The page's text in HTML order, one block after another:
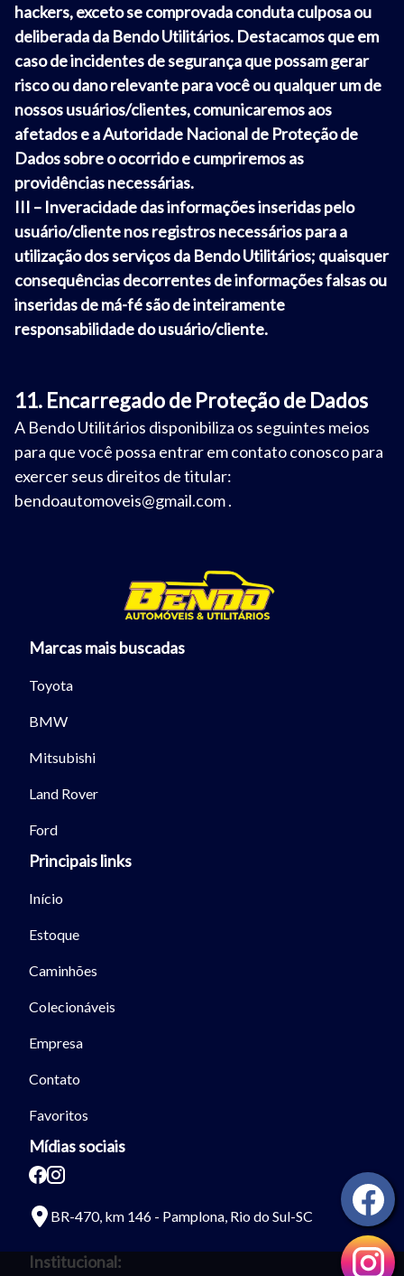
hackers, exceto se comprovada conduta culposa ou
deliberada da Bendo Utilitários. Destacamos que em
caso de incidentes de segurança que possam gerar
risco ou dano relevante para você ou qualquer um de
nossos usuários/clientes, comunicaremos aos
afetados e a Autoridade Nacional de Proteção de
Dados sobre o ocorrido e cumpriremos as
providências necessárias.
III – Inveracidade das informações inseridas pelo
usuário/cliente nos registros necessários para a
utilização dos serviços da Bendo Utilitários; quaisquer
consequências decorrentes de informações falsas ou
inseridas de má-fé são de inteiramente
responsabilidade do usuário/cliente.
11. Encarregado de Proteção de Dados
A Bendo Utilitários disponibiliza os seguintes meios
para que você possa entrar em contato conosco para
exercer seus direitos de titular:
bendoautomoveis@gmail.com.
Marcas mais buscadas
Toyota
BMW
Mitsubishi
Land Rover
Ford
Principais links
Início
Estoque
Caminhões
Colecionáveis
Empresa
Contato
Favoritos
Mídias sociais
BR-470, km 146 - Pamplona, Rio do Sul-SC
Institucional: